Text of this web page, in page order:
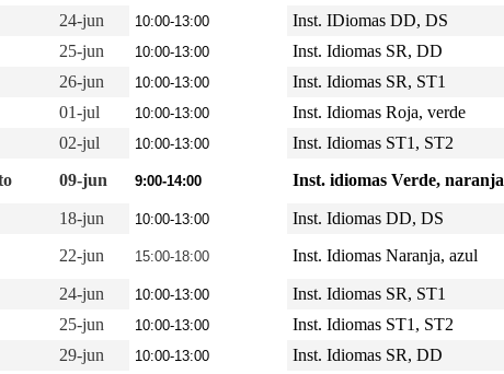
24-jun 10:00-13:00
Inst. IDiomas DD, DS
25-jun 10:00-13:00
Inst. Idiomas SR, DD
26-jun 10:00-13:00
Inst. Idiomas SR, ST1
01-jul 10:00-13:00
Inst. Idiomas Roja, verde
02-jul 10:00-13:00
Inst. Idiomas ST1, ST2
09-jun 9:00-14:00 Inst. idiomas Verde, naranja
18-jun 10:00-13:00
Inst. Idiomas DD, DS
22-jun 15:00-18:00 Inst. Idiomas Naranja, azul
24-jun 10:00-13:00
Inst. Idiomas SR, ST1
25-jun 10:00-13:00
Inst. Idiomas ST1, ST2
29-jun 10:00-13:00
Inst. Idiomas SR, DD